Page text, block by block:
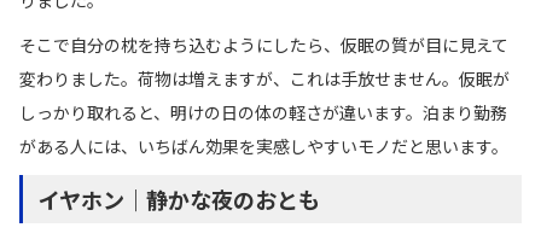
そこで自分の枕を持ち込むようにしたら、仮眠の質が目に見えて
変わりました。荷物は増えますが、これは手放せません。仮眠が
しっかり取れると、明けの日の体の軽さが違います。泊まり勤務
がある人には、いちばん効果を実感しやすいモノだと思います。
イヤホン｜静かな夜のおとも